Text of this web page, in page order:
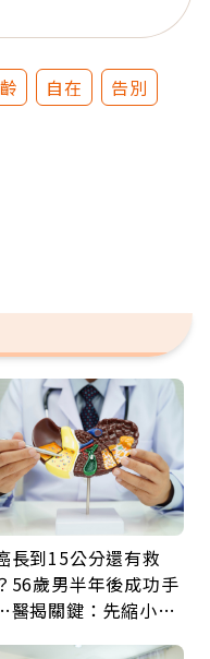
自在
告別
長到15公分還有救
56歲男半年後成功手
揭關鍵：先縮小腫